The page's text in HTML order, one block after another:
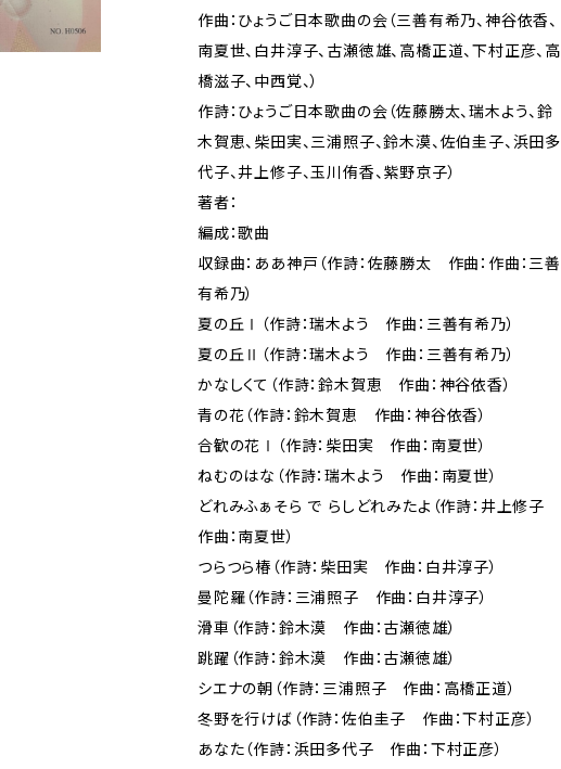
作曲：ひょうご日本歌曲の会（三善有希乃、神谷依香、
南夏世、白井淳子、古瀬徳雄、高橋正道、下村正彦、高
橋滋子、中西覚、）
作詩：ひょうご日本歌曲の会（佐藤勝太、瑞木よう、鈴
木賀恵、柴田実、三浦照子、鈴木漠、佐伯圭子、浜田多
代子、井上修子、玉川侑香、紫野京子）
著者：
編成：歌曲
収録曲：ああ神戸（作詩：佐藤勝太 作曲：作曲：三善
有希乃）
夏の丘Ⅰ（作詩：瑞木よう 作曲：三善有希乃）
夏の丘Ⅱ（作詩：瑞木よう 作曲：三善有希乃）
かなしくて（作詩：鈴木賀恵 作曲：神谷依香）
青の花（作詩：鈴木賀恵 作曲：神谷依香）
合歓の花Ⅰ（作詩：柴田実 作曲：南夏世）
ねむのはな（作詩：瑞木よう 作曲：南夏世）
どれみふぁそら で らしどれみたよ（作詩：井上修子
作曲：南夏世）
つらつら椿（作詩：柴田実 作曲：白井淳子）
曼陀羅（作詩：三浦照子 作曲：白井淳子）
滑車（作詩：鈴木漠 作曲：古瀬徳雄）
跳躍（作詩：鈴木漠 作曲：古瀬徳雄）
シエナの朝（作詩：三浦照子 作曲：高橋正道）
冬野を行けば（作詩：佐伯圭子 作曲：下村正彦）
あなた（作詩：浜田多代子 作曲：下村正彦）